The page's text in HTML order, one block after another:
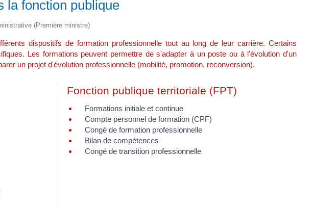
la fonction publique
(Première ministre)
dispositifs de formation professionnelle tout au long de leur carrière. Certains
Les formations peuvent permettre de s'adapter à un poste ou à l'évolution d'un
un projet d'évolution professionnelle (mobilité, promotion, reconversion).
Fonction publique territoriale (FPT)
Formations initiale et continue
Compte personnel de formation (CPF)
Congé de formation professionnelle
Bilan de compétences
Congé de transition professionnelle